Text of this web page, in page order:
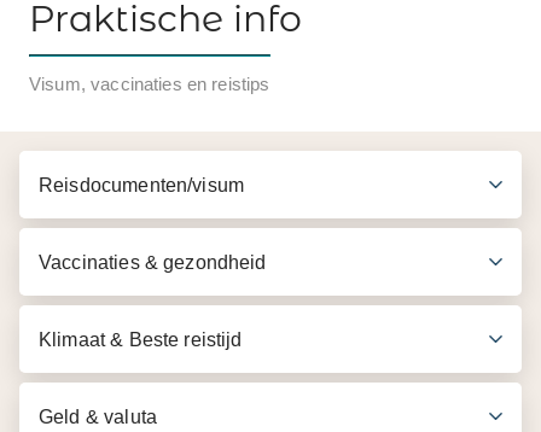
Inbegrepen in de prijs
Boottocht over de Usumacinta rivier
Bezoek aan de archeologische site van Yaxchilan
en Bonampak
Eenvoudige overnachting in Maya dorpje
2x ontbijt, 2x lunch en 1x diner
** De reisbescheiden staan vanaf 2 weken voor vertrek
klaar op MIJN333
Praktische info
Visum, vaccinaties en reistips
Reisdocumenten/visum
Vaccinaties & gezondheid
Klimaat & Beste reistijd
Geld & valuta